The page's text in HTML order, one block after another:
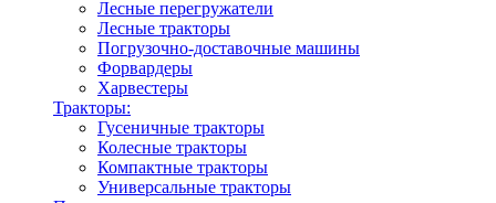
Лесные перегружатели
Лесные тракторы
Погрузочно-доставочные машины
Форвардеры
Харвестеры
Тракторы:
Гусеничные тракторы
Колесные тракторы
Компактные тракторы
Универсальные тракторы